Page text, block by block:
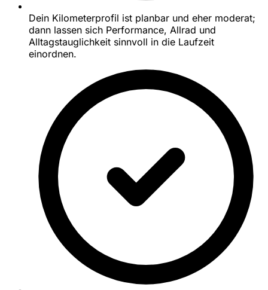
Dein Kilometerprofil ist planbar und eher moderat;
dann lassen sich Performance, Allrad und
Alltagstauglichkeit sinnvoll in die Laufzeit
einordnen.